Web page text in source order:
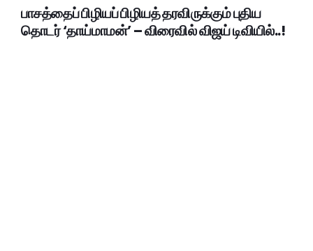
பாசத்தைப் பிழியப் பிழியத் தரவிருக்கும் புதிய
தொடர் ‘தாய்மாமன்’ – விரைவில் விஜய் டிவியில்..!